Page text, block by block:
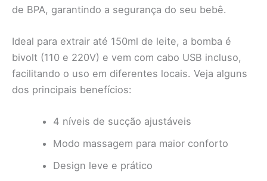
de BPA, garantindo a segurança do seu bebê.
Ideal para extrair até 150ml de leite, a bomba é
bivolt (110 e 220V) e vem com cabo USB incluso,
facilitando o uso em diferentes locais. Veja alguns
dos principais benefícios:
4 níveis de sucção ajustáveis
Modo massagem para maior conforto
Design leve e prático